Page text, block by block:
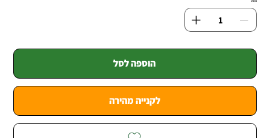
כמות
הוספה לסל
לקנייה מהירה